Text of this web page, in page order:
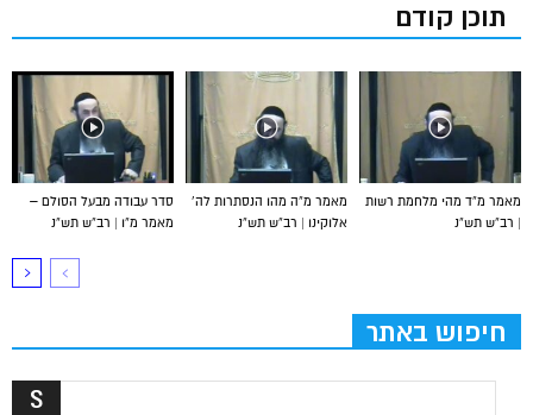
תוכן קודם
סדר עבודה מבעל הסולם –
מאמר מ”ו | רב”ש תש”נ
מאמר מ”ה מהו הנסתרות לה’
אלוקינו | רב”ש תש”נ
מאמר מ”ד מהי מלחמת רשות
| רב”ש תש”נ
חיפוש באתר